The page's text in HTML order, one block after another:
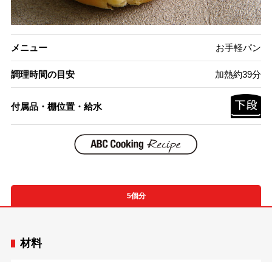
メニュー お手軽パン
調理時間の目安 加熱約39分
付属品・棚位置・給水
5個分
材料